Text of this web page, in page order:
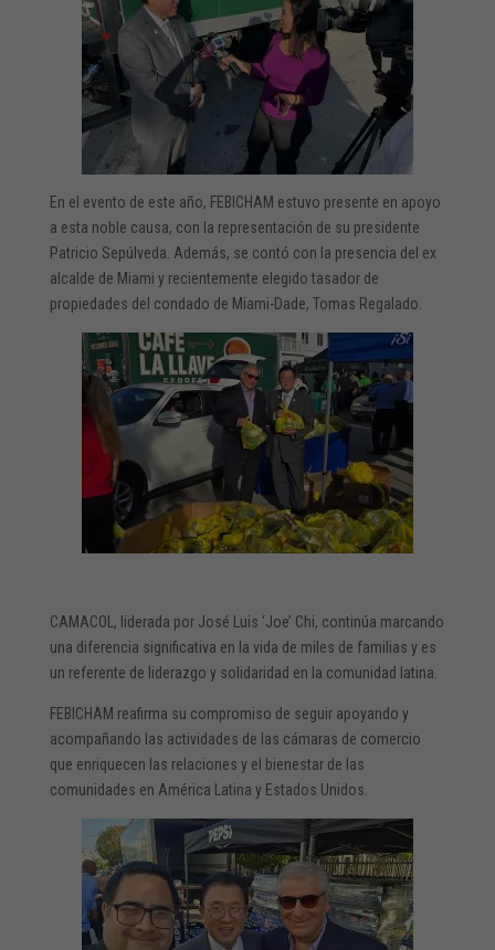
En el evento de este año, FEBICHAM estuvo presente en apoyo
a esta noble causa, con la representación de su presidente
Patricio Sepúlveda. Además, se contó con la presencia del ex
alcalde de Miami y recientemente elegido tasador de
propiedades del condado de Miami-Dade, Tomas Regalado.
CAMACOL, liderada por José Luis ‘Joe’ Chi, continúa marcando
una diferencia significativa en la vida de miles de familias y es
un referente de liderazgo y solidaridad en la comunidad latina.
FEBICHAM reafirma su compromiso de seguir apoyando y
acompañando las actividades de las cámaras de comercio
que enriquecen las relaciones y el bienestar de las
comunidades en América Latina y Estados Unidos.